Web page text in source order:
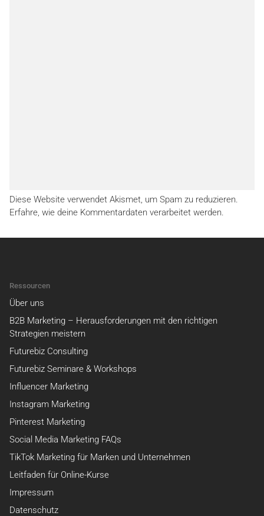
Diese Website verwendet Akismet, um Spam zu reduzieren.
Erfahre, wie deine Kommentardaten verarbeitet werden.
Ressourcen
Über uns
B2B Marketing – Herausforderungen mit den richtigen
Strategien meistern
Futurebiz Consulting
Futurebiz Seminare & Workshops
Influencer Marketing
Instagram Marketing
Pinterest Marketing
Social Media Marketing FAQs
TikTok Marketing für Marken und Unternehmen
Leitfaden für Online-Kurse
Impressum
Datenschutz